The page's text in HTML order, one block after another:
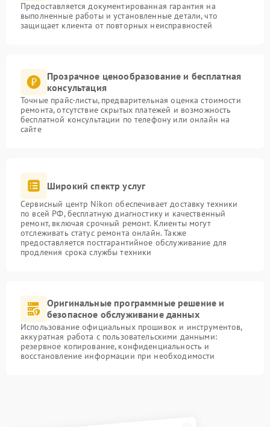
Предоставляется документированная гарантия на
выполненные работы и установленные детали, что
защищает клиента от повторных неисправностей
Прозрачное ценообразование и бесплатная
консультация
Точные прайс-листы, предварительная оценка стоимости
ремонта, отсутствие скрытых платежей и возможность
бесплатной консультации по телефону или онлайн на
сайте
Широкий спектр услуг
Сервисный центр Nikon обеспечивает доставку техники
по всей РФ, бесплатную диагностику и качественный
ремонт, включая срочный ремонт. Клиенты могут
отслеживать статус ремонта онлайн. Также
предоставляется постгарантийное обслуживание для
продления срока службы техники
Оригинальные программные решение и
безопасное обслуживание данных
Использование официальных прошивок и инструментов,
аккуратная работа с пользовательскими данными:
резервное копирование, конфиденциальность и
восстановление информации при необходимости